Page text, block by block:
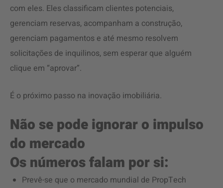
com eles. Eles classificam clientes potenciais,
gerenciam reservas, acompanham a construção,
gerenciam pagamentos e até mesmo resolvem
solicitações de inquilinos, sem esperar que alguém
clique em “aprovar”.
É o próximo passo na inovação imobiliária.
Não se pode ignorar o impulso
do mercado
Os números falam por si:
Prevê-se que o mercado mundial de PropTech